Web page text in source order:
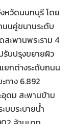
หวัดนนทบุรี โดย
นนคู่ขนานระดับ
ะพานพระราม 4
รับปรุงขยายผิว
ยกต่างระดับถนน
ทาง 6.892
ดม สะพานข้าม
บบระบายน้ำ